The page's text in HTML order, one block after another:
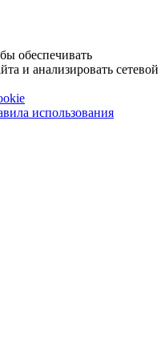
обеспечивать
и анализировать сетевой
использования